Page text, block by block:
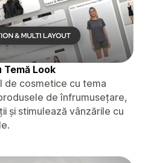
Temă Look
de cosmetice cu tema
de înfrumusețare,
și stimulează vânzările cu